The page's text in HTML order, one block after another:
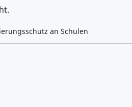
an Schulen